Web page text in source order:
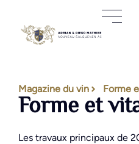
Magazine du vin Forme
Forme et
Les travaux principaux de